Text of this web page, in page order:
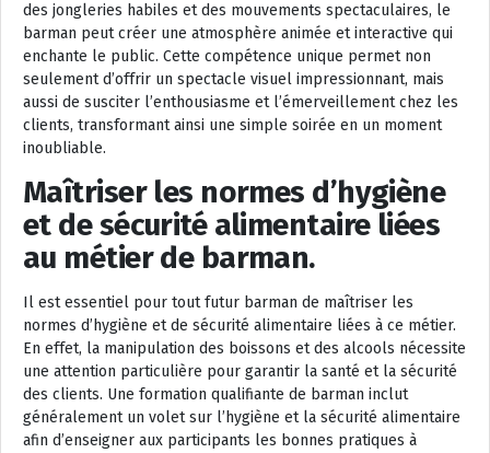
des jongleries habiles et des mouvements spectaculaires, le
barman peut créer une atmosphère animée et interactive qui
enchante le public. Cette compétence unique permet non
seulement d’offrir un spectacle visuel impressionnant, mais
aussi de susciter l’enthousiasme et l’émerveillement chez les
clients, transformant ainsi une simple soirée en un moment
inoubliable.
Maîtriser les normes d’hygiène
et de sécurité alimentaire liées
au métier de barman.
Il est essentiel pour tout futur barman de maîtriser les
normes d’hygiène et de sécurité alimentaire liées à ce métier.
En effet, la manipulation des boissons et des alcools nécessite
une attention particulière pour garantir la santé et la sécurité
des clients. Une formation qualifiante de barman inclut
généralement un volet sur l’hygiène et la sécurité alimentaire
afin d’enseigner aux participants les bonnes pratiques à